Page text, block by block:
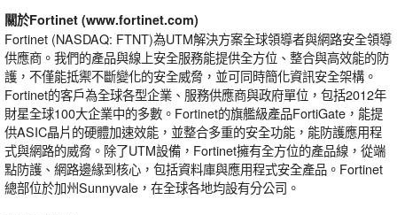
關於Fortinet (www.fortinet.com)
Fortinet (NASDAQ: FTNT)為UTM解決方案全球領導者與網路安全領導
供應商。我們的產品與線上安全服務能提供全方位、整合與高效能的防
護，不僅能抵禦不斷變化的安全威脅，並可同時簡化資訊安全架構。
Fortinet的客戶為全球各型企業、服務供應商與政府單位，包括2012年
財星全球100大企業中的多數。Fortinet的旗艦級產品FortiGate，能提
供ASIC晶片的硬體加速效能，並整合多重的安全功能，能防護應用程
式與網路的威脅。除了UTM設備，Fortinet擁有全方位的產品線，從端
點防護、網路邊緣到核心，包括資料庫與應用程式安全產品。Fortinet
總部位於加州Sunnyvale，在全球各地均設有分公司。